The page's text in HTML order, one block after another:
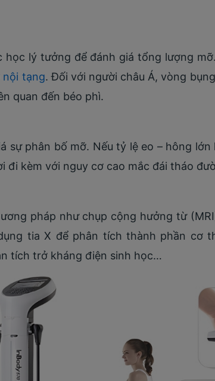
lý tưởng để đánh giá tổng lượng
nội tạng. Đối với người châu Á, vòng
quan đến béo phì.
sự phân bố mỡ. Nếu tỷ lệ eo – hông
đi kèm với nguy cơ cao mắc đái tháo
pháp như chụp cộng hưởng từ
tia X để phân tích thành phần cơ
tích trở kháng điện sinh học…